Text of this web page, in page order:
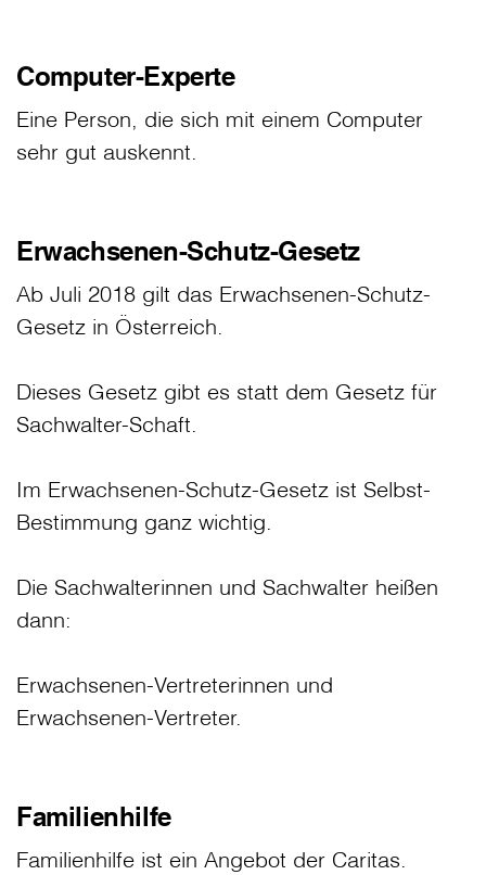
Computer-Experte
Eine Person, die sich mit einem Computer
sehr gut auskennt.
Erwachsenen-Schutz-Gesetz
Ab Juli 2018 gilt das Erwachsenen-Schutz-
Gesetz in Österreich.
Dieses Gesetz gibt es statt dem Gesetz für
Sachwalter-Schaft.
Im Erwachsenen-Schutz-Gesetz ist Selbst-
Bestimmung ganz wichtig.
Die Sachwalterinnen und Sachwalter heißen
dann:
Erwachsenen-Vertreterinnen und
Erwachsenen-Vertreter.
Familienhilfe
Familienhilfe ist ein Angebot der Caritas.